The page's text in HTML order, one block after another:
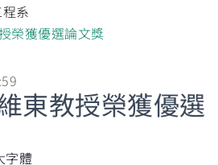
系
榮獲優選論文獎
東教授榮獲優選
字體